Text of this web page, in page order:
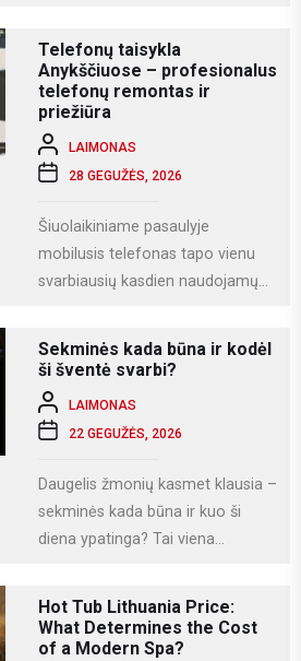
Telefonų taisykla
Anykščiuose – profesionalus
telefonų remontas ir
priežiūra
LAIMONAS
28 GEGUŽĖS, 2026
Šiuolaikiniame pasaulyje
mobilusis telefonas tapo vienu
svarbiausių kasdien naudojamų
naudojamės socialiniais...
Sekminės kada būna ir kodėl
ši šventė svarbi?
LAIMONAS
22 GEGUŽĖS, 2026
Daugelis žmonių kasmet klausia –
sekminės kada būna ir kuo ši
diena ypatinga? Tai viena
Hot Tub Lithuania Price:
What Determines the Cost
of a Modern Spa?